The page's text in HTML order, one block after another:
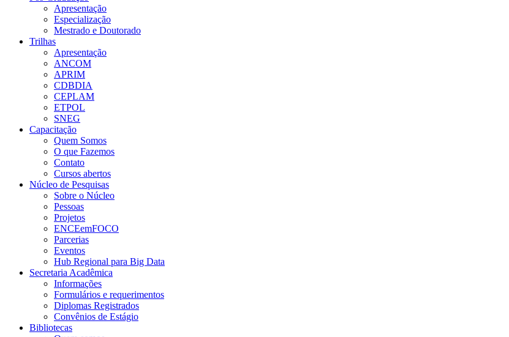
Apresentação
Especialização
Mestrado e Doutorado
Trilhas
Apresentação
ANCOM
APRIM
CDBDIA
CEPLAM
ETPOL
SNEG
Capacitação
Quem Somos
O que Fazemos
Contato
Cursos abertos
Núcleo de Pesquisas
Sobre o Núcleo
Pessoas
Projetos
ENCEemFOCO
Parcerias
Eventos
Hub Regional para Big Data
Secretaria Acadêmica
Informações
Formulários e requerimentos
Diplomas Registrados
Convênios de Estágio
Bibliotecas